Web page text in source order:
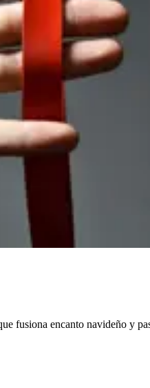
fusiona encanto navideño y